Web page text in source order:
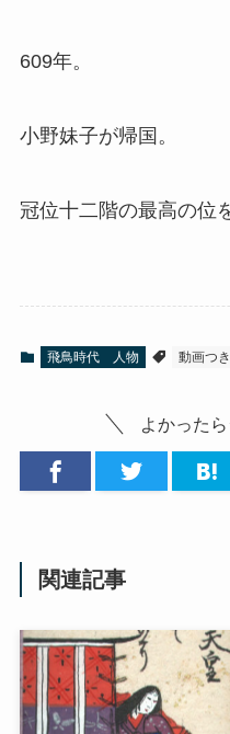
609年。
小野妹子が帰国。
冠位十二階の最高の位
飛鳥時代 人物 動画つき
よかった
関連記事